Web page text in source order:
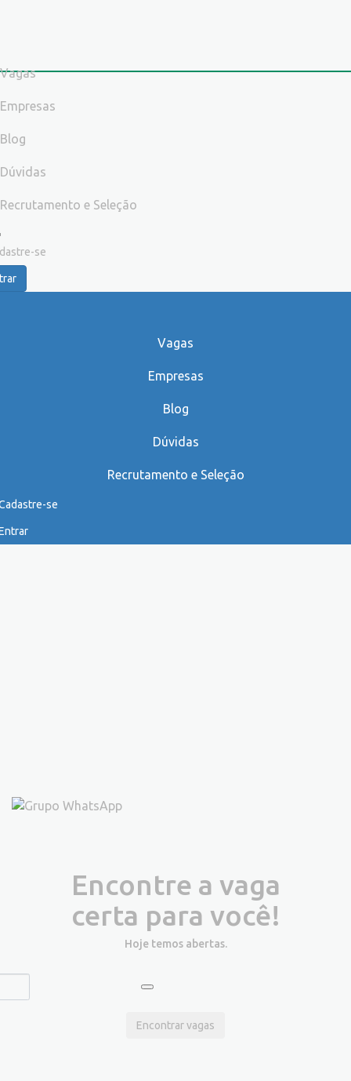
Vagas
Empresas
Blog
Dúvidas
Recrutamento e Seleção
se
Vagas
Empresas
Blog
Dúvidas
Recrutamento e Seleção
se
Encontre a vaga
certa para você!
Hoje temos abertas.
Encontrar vagas